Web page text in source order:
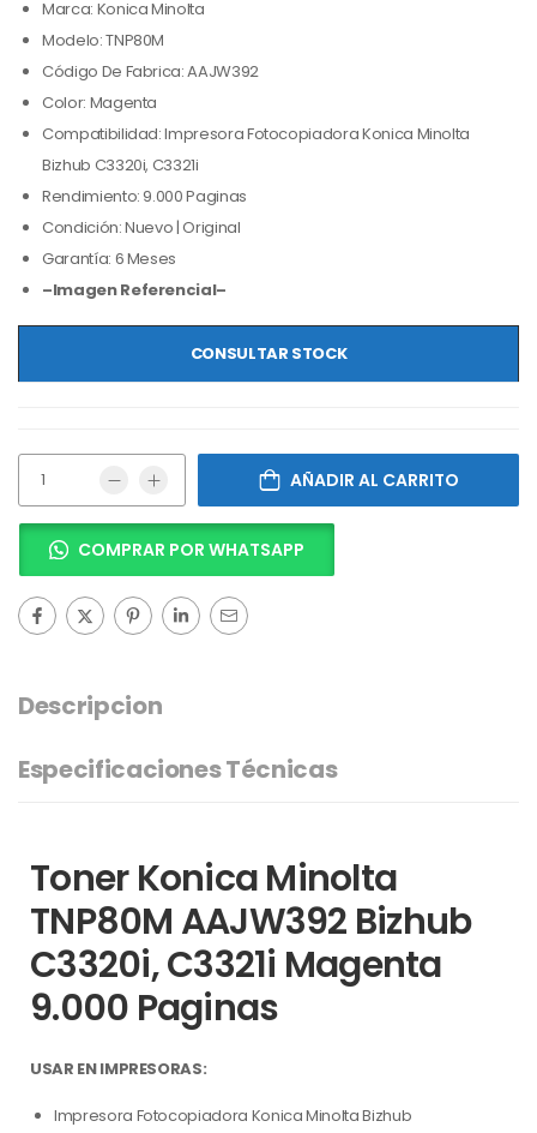
Marca: Konica Minolta
Modelo: TNP80M
Código De Fabrica: AAJW392
Color: Magenta
Compatibilidad: Impresora Fotocopiadora Konica Minolta
Bizhub C3320i, C3321i
Rendimiento: 9.000 Paginas
Condición: Nuevo | Original
Garantía: 6 Meses
–Imagen Referencial–
CONSULTAR STOCK
AÑADIR AL CARRITO
COMPRAR POR WHATSAPP
Descripcion
Especificaciones Técnicas
Toner Konica Minolta
TNP80M AAJW392 Bizhub
C3320i, C3321i Magenta
9.000 Paginas
USAR EN IMPRESORAS:
Impresora Fotocopiadora Konica Minolta Bizhub